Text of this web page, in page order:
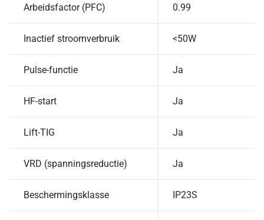
Arbeidsfactor (PFC) 0.99
Inactief stroomverbruik <50W
Pulse-functie Ja
HF-start Ja
Lift-TIG Ja
VRD (spanningsreductie) Ja
Beschermingsklasse IP23S